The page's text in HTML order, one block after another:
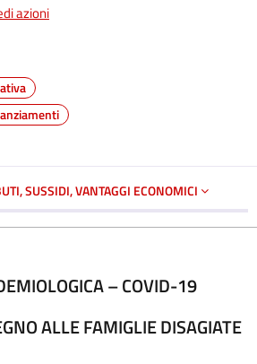
azioni
SUSSIDI, VANTAGGI ECONOMICI
– COVID-19
ALLE FAMIGLIE DISAGIATE